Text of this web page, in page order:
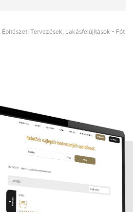
Tervezések, Lakásfelújítások - Fót